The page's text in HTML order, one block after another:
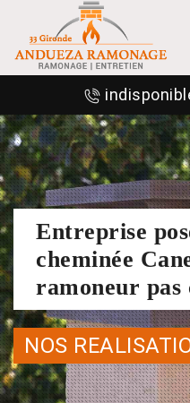
Entreprise
cheminée
ramoneur pas
NOS